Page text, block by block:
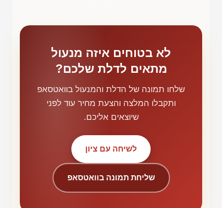
לא בטוחים איזה מנעול
מתאים לדלת שלכם?
שלחו תמונה של הדלת והמנעול בוואטסאפ
ותקבלו המלצה והצעת מחיר עוד לפני
שיוצאים אליכם.
לשיחה עם ציון
שליחת תמונה בוואטסאפ